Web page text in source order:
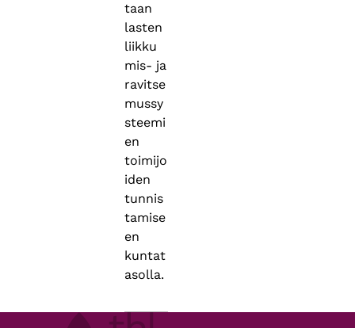
taan
lasten
liikku
mis- ja
ravitse
mussy
steemi
en
toimijo
iden
tunnis
tamise
en
kuntat
asolla.